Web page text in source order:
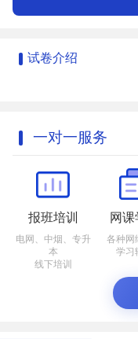
试卷介绍
一对一服务
报班培训
电网、中烟、专升
本
线下培训
网课
各种网
学习